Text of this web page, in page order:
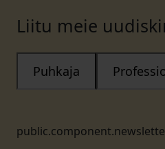
Liitu meie
Puhkaja